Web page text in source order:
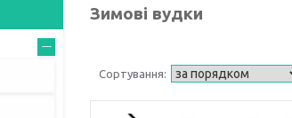
Зимові вудки